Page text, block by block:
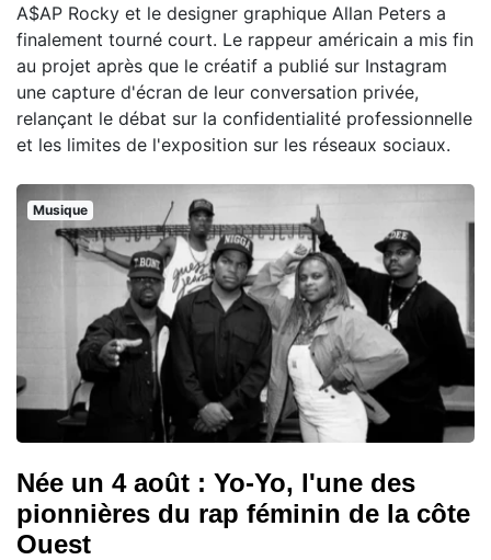
A$AP Rocky et le designer graphique Allan Peters a
finalement tourné court. Le rappeur américain a mis fin
au projet après que le créatif a publié sur Instagram
une capture d'écran de leur conversation privée,
relançant le débat sur la confidentialité professionnelle
et les limites de l'exposition sur les réseaux sociaux.
Musique
Née un 4 août : Yo-Yo, l'une des
pionnières du rap féminin de la côte
Ouest